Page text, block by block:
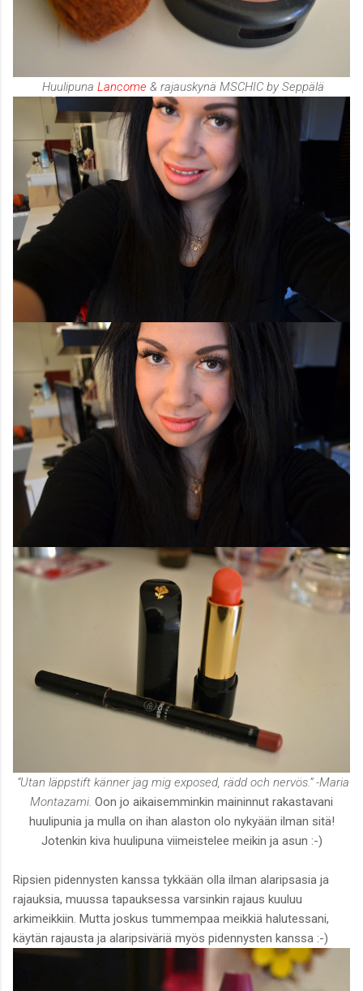
Huulipuna Lancome & rajauskynä MSCHIC by Seppälä
”Utan läppstift känner jag mig exposed, rädd och nervös.” -Maria
Montazami. Oon jo aikaisemminkin maininnut rakastavani
huulipunia ja mulla on ihan alaston olo nykyään ilman sitä!
Jotenkin kiva huulipuna viimeistelee meikin ja asun :-)
Ripsien pidennysten kanssa tykkään olla ilman alaripsasia ja
rajauksia, muussa tapauksessa varsinkin rajaus kuuluu
arkimeikkiin. Mutta joskus tummempaa meikkiä halutessani,
käytän rajausta ja alaripsiväriä myös pidennysten kanssa :-)